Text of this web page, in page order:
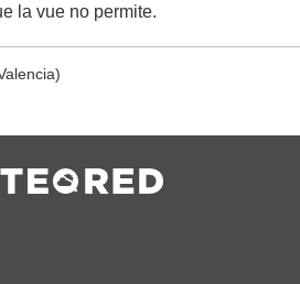
la vue no permite.